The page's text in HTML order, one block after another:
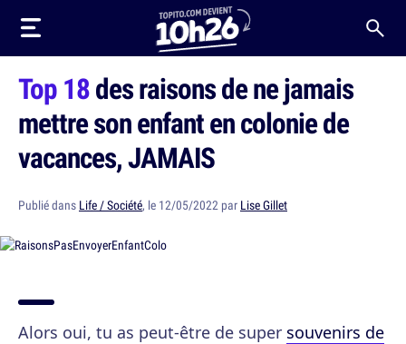
Top 18des raisons de ne jamais
mettre son enfant en colonie de
vacances, JAMAIS
Publié dans Life / Société, le 12/05/2022 par Lise Gillet
Alors oui, tu as peut-être de super souvenirs de